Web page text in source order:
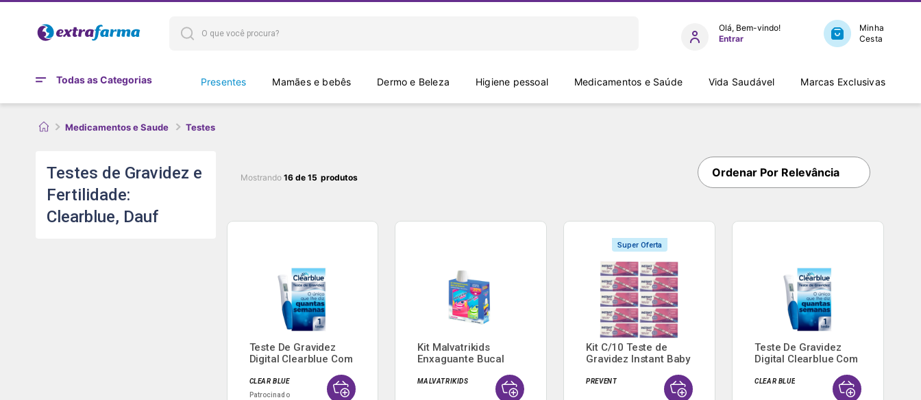
Entrar
Todas as Categorias Presentes Mamães e bebês Dermo e Beleza Higiene pessoal Medicamentos e Saúde Vida Saudável Marcas Exclusivas
Medicamentos e Saude Testes
Testes de Gravidez e
Fertilidade:
Clearblue, Dauf
Mostrando 16 de 15 Ordenar Por Relevância
Teste De Gravidez
Digital Clearblue Com
CLEAR BLUE
Patrocinado
Kit Malvatrikids
Enxaguante Bucal
MALVATRIKIDS
Super Oferta
Kit C/10 Teste de
Gravidez Instant Baby
PREVENT
Teste De Gravidez
Digital Clearblue Com
CLEAR BLUE